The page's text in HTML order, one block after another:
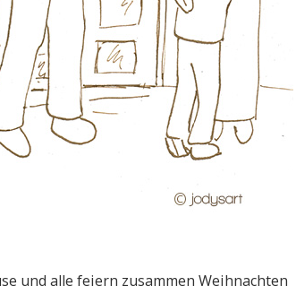
und alle feiern zusammen Weihnachten